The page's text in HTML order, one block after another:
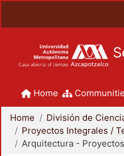
Home
Home